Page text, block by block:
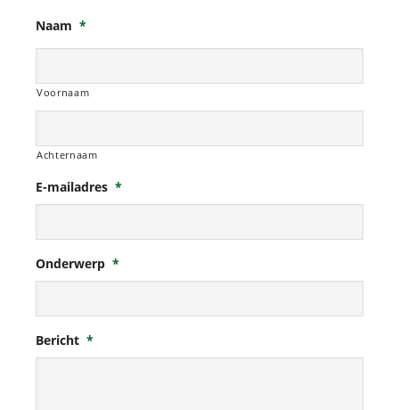
Naam *
Voornaam
Achternaam
E-mailadres *
Onderwerp *
Bericht *